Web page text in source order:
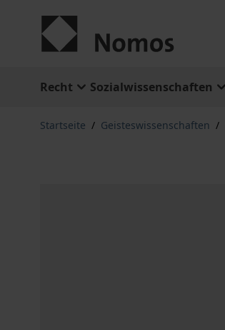
Recht Sozialwissenschaften
Startseite / Geisteswissenschaften /